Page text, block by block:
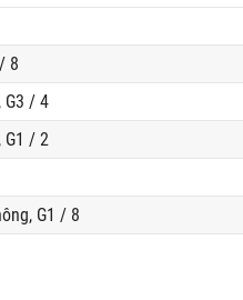
8
G3 / 4
G1 / 2
G1 / 8